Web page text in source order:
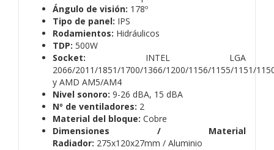
Ángulo de visión: 178º
Tipo de panel: IPS
Rodamientos: Hidráulicos
TDP: 500W
Socket: INTEL LGA
2066/2011/1851/1700/1366/1200/1156/1155/1151/
y AMD AM5/AM4
Nivel sonoro: 9-26 dBA, 15 dBA
Nº de ventiladores: 2
Material del bloque: Cobre
Dimensiones / Material
Radiador: 275x120x27mm / Aluminio